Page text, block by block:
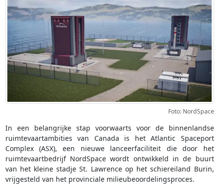
Foto: NordSpace
In een belangrijke stap voorwaarts voor de binnenlandse
ruimtevaartambities van Canada is het Atlantic Spaceport
Complex (ASX), een nieuwe lanceerfaciliteit die door het
ruimtevaartbedrijf NordSpace wordt ontwikkeld in de buurt
van het kleine stadje St. Lawrence op het schiereiland Burin,
vrijgesteld van het provinciale milieubeoordelingsproces.